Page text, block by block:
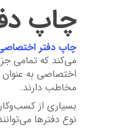
چاپ
چاپ دفتر
می‌کند که تمامی
اختصاصی به عنوان
مخاطب دارند.
بسیاری از
نوع دفترها